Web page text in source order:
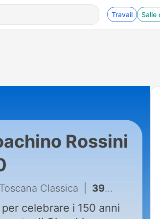
Travail Salle
Rossini
Classica 39 - 40 Péchés de vieillesse IV
celebrare i 150 anni